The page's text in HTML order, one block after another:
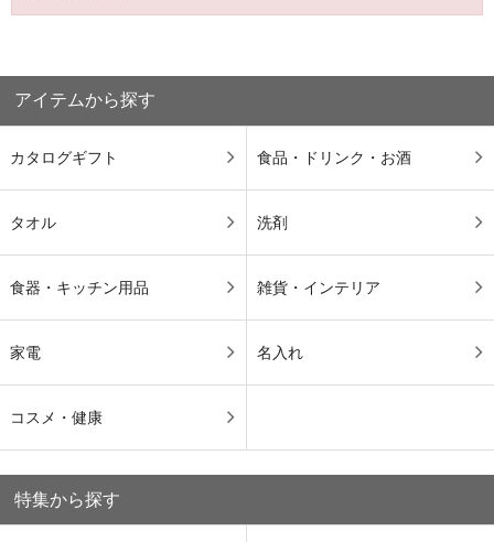
アイテムから探す
カタログギフト 食品・ドリンク・お酒
タオル 洗剤
食器・キッチン用品 雑貨・インテリア
家電 名入れ
コスメ・健康
特集から探す